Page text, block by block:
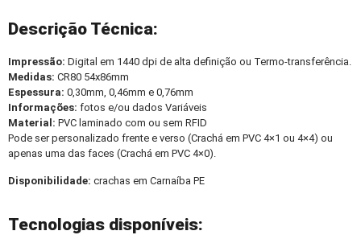
Descrição Técnica:
Impressão: Digital em 1440 dpi de alta definição ou Termo-transferência.
Medidas: CR80 54x86mm
Espessura: 0,30mm, 0,46mm e 0,76mm
Informações: fotos e/ou dados Variáveis
Material: PVC laminado com ou sem RFID
Pode ser personalizado frente e verso (Crachá em PVC 4×1 ou 4×4) ou
apenas uma das faces (Crachá em PVC 4×0).
Disponibilidade: crachas em Carnaíba PE
Tecnologias disponíveis: